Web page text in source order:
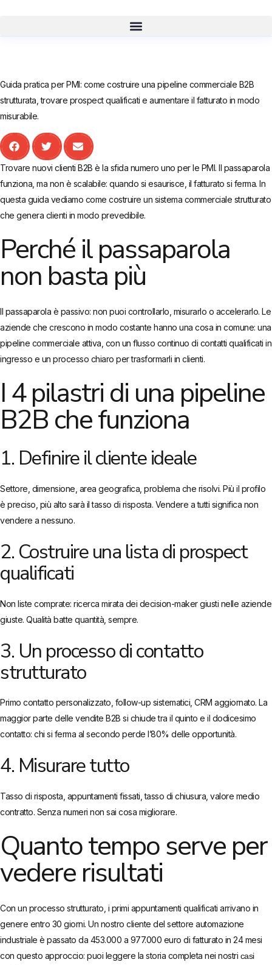
Guida pratica per PMI: come costruire una pipeline commerciale B2B
strutturata, trovare prospect qualificati e aumentare il fatturato in modo
misurabile.
Trovare nuovi clienti B2B è la sfida numero uno per le PMI. Il passaparola
funziona, ma non è scalabile: quando si esaurisce, il fatturato si ferma. In
questa guida vediamo come costruire un sistema commerciale strutturato
che genera clienti in modo prevedibile.
Perché il passaparola
non basta più
Il passaparola è passivo: non puoi controllarlo, misurarlo o accelerarlo. Le
aziende che crescono in modo costante hanno una cosa in comune: una
pipeline commerciale attiva, con un flusso continuo di contatti qualificati in
ingresso e un processo chiaro per trasformarli in clienti.
I 4 pilastri di una pipeline
B2B che funziona
1. Definire il cliente ideale
Settore, dimensione, area geografica, problema che risolvi. Più il profilo
è preciso, più alto sarà il tasso di risposta. Vendere a tutti significa non
vendere a nessuno.
2. Costruire una lista di prospect
qualificati
Non liste comprate: ricerca mirata dei decision-maker giusti nelle aziende
giuste. Qualità batte quantità, sempre.
3. Un processo di contatto
strutturato
Primo contatto personalizzato, follow-up sistematici, CRM aggiornato. La
maggior parte delle vendite B2B si chiude tra il quinto e il dodicesimo
contatto: chi si ferma al secondo perde l’80% delle opportunità.
4. Misurare tutto
Tasso di risposta, appuntamenti fissati, tasso di chiusura, valore medio
contratto. Senza numeri non sai cosa migliorare.
Quanto tempo serve per
vedere risultati
Con un processo strutturato, i primi appuntamenti qualificati arrivano in
genere entro 30 giorni. Un nostro cliente del settore automazione
industriale è passato da 453.000 a 977.000 euro di fatturato in 24 mesi
con questo approccio: puoi leggere la storia completa nei nostri casi